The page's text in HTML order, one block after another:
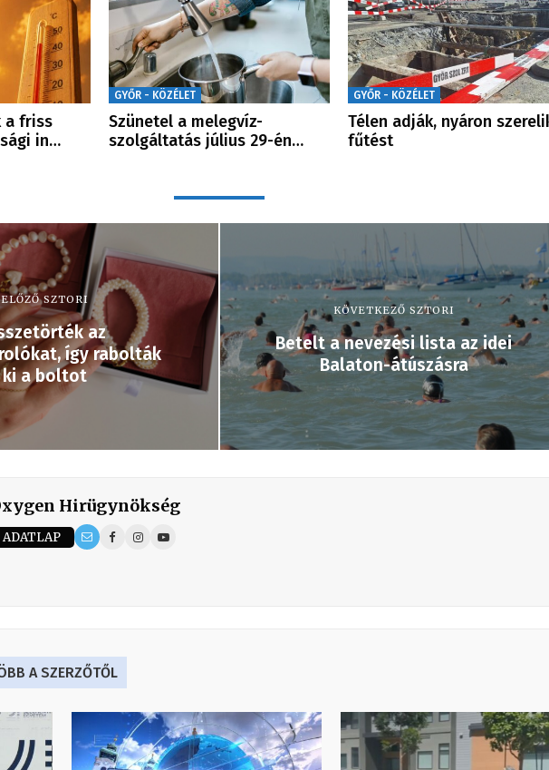
a friss
in…
GYŐR - KÖZÉLET
Szünetel a melegvíz-
szolgáltatás július 29-én…
GYŐR - KÖZÉLET
Télen adják, nyáron
fűtést
ELŐZŐ SZTORI
az
így rabolták
ki a boltot
KÖVETKEZŐ SZTORI
Betelt a nevezési lista az idei
Balaton-átúszásra
Hirügynökség
ADATLAP
A SZERZŐTŐL